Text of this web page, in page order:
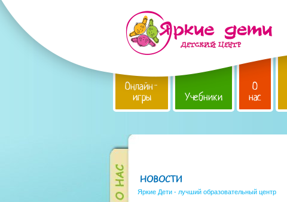
Онлайн-
игры Учебники
О
нас
НОВОСТИ
Яркие Дети - лучший образовательный центр